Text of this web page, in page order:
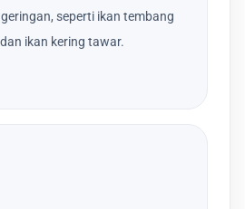
seperti ikan tembang
ikan kering tawar.